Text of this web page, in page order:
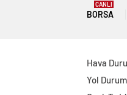
BORSA
CANLI
Hava
Yol